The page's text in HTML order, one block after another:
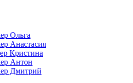
Ольга
Анастасия
Кристина
Антон
Дмитрий